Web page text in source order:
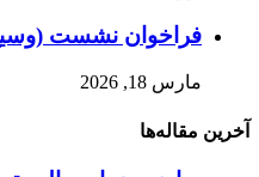
فراخوان نشست
مارس 18, 2026
آخرین مقاله‌ها